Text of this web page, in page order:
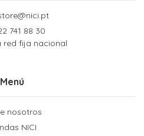
741 88 30
red fija nacional
Menú
nosotros
NICI